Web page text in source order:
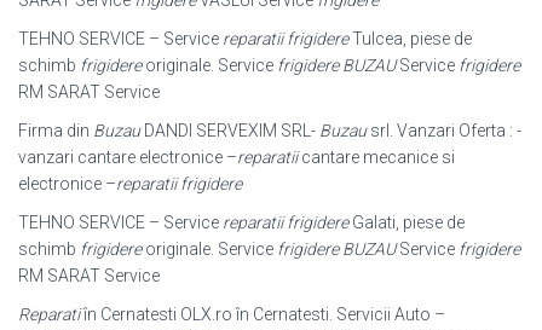
TEHNO SERVICE – Service reparatii frigidereTulcea, piese de
schimb frigidereoriginale. Service frigidere BUZAUService frigidere
RM SARAT Service
Firma din BuzauDANDI SERVEXIM SRL- Buzausrl. Vanzari Oferta : -
vanzari cantare electronice –reparatiicantare mecanice si
electronice –reparatii frigidere
TEHNO SERVICE – Service reparatii frigidereGalati, piese de
schimb frigidereoriginale. Service frigidere BUZAUService frigidere
RM SARAT Service
Reparatiîn Cernatesti OLX.ro în Cernatesti. Servicii Auto –